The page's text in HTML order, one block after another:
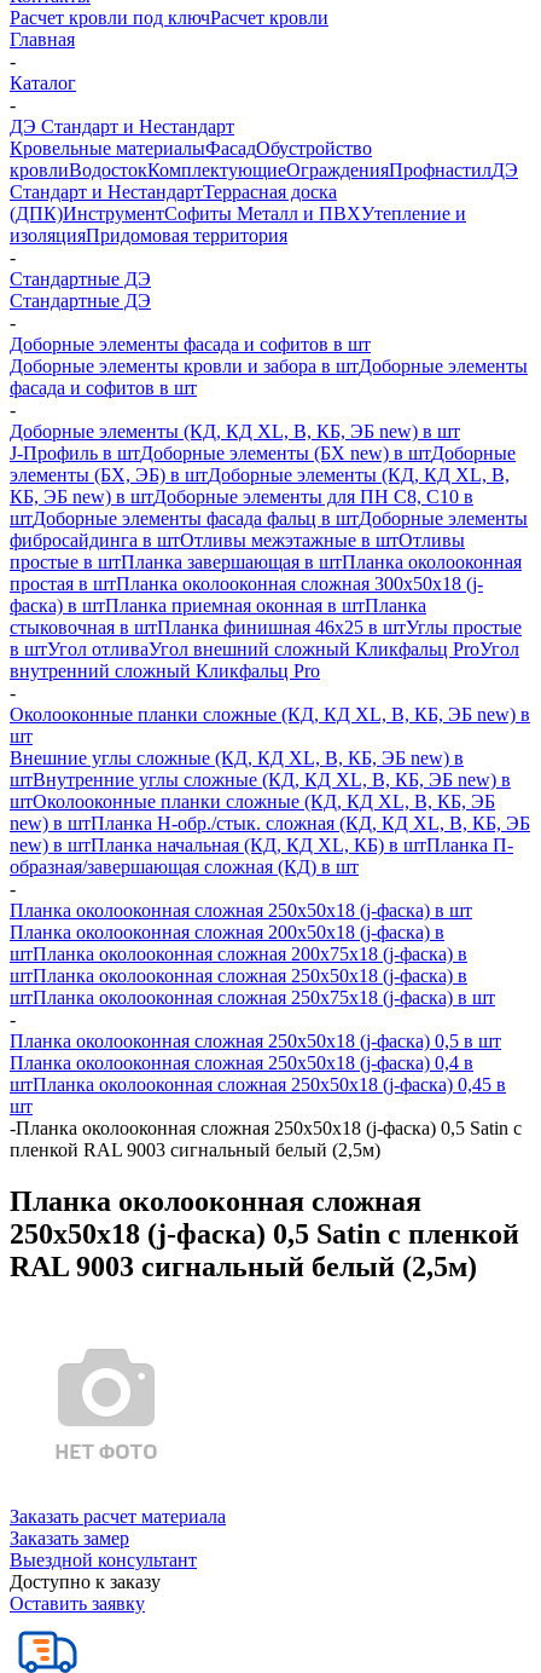
Расчет кровли под ключРасчет кровли
Главная
-
Каталог
-
ДЭ Стандарт и Нестандарт
Кровельные материалыФасадОбустройство
кровлиВодостокКомплектующиеОгражденияПрофнастилДЭ
Стандарт и НестандартТеррасная доска
(ДПК)ИнструментСофиты Металл и ПВХУтепление и
изоляцияПридомовая территория
-
Стандартные ДЭ
Стандартные ДЭ
-
Доборные элементы фасада и софитов в шт
Доборные элементы кровли и забора в штДоборные элементы
фасада и софитов в шт
-
Доборные элементы (КД, КД XL, В, КБ, ЭБ new) в шт
J-Профиль в штДоборные элементы (БХ new) в штДоборные
элементы (БХ, ЭБ) в штДоборные элементы (КД, КД XL, В,
КБ, ЭБ new) в штДоборные элементы для ПН С8, С10 в
штДоборные элементы фасада фальц в штДоборные элементы
фибросайдинга в штОтливы межэтажные в штОтливы
простые в штПланка завершающая в штПланка околооконная
простая в штПланка околооконная сложная 300х50х18 (j-
фаска) в штПланка приемная оконная в штПланка
стыковочная в штПланка финишная 46х25 в штУглы простые
в штУгол отливаУгол внешний сложный Кликфальц ProУгол
внутренний сложный Кликфальц Pro
-
Околооконные планки сложные (КД, КД XL, В, КБ, ЭБ new) в
шт
Внешние углы сложные (КД, КД XL, В, КБ, ЭБ new) в
штВнутренние углы сложные (КД, КД XL, В, КБ, ЭБ new) в
штОколооконные планки сложные (КД, КД XL, В, КБ, ЭБ
new) в штПланка H-обр./стык. сложная (КД, КД XL, В, КБ, ЭБ
new) в штПланка начальная (КД, КД XL, КБ) в штПланка П-
образная/завершающая сложная (КД) в шт
-
Планка околооконная сложная 250х50х18 (j-фаска) в шт
Планка околооконная сложная 200х50х18 (j-фаска) в
штПланка околооконная сложная 200х75х18 (j-фаска) в
штПланка околооконная сложная 250х50х18 (j-фаска) в
штПланка околооконная сложная 250х75х18 (j-фаска) в шт
-
Планка околооконная сложная 250х50х18 (j-фаска) 0,5 в шт
Планка околооконная сложная 250х50х18 (j-фаска) 0,4 в
штПланка околооконная сложная 250х50х18 (j-фаска) 0,45 в
шт
-Планка околооконная сложная 250х50х18 (j-фаска) 0,5 Satin с
пленкой RAL 9003 сигнальный белый (2,5м)
Планка околооконная сложная
250х50х18 (j-фаска) 0,5 Satin с пленкой
RAL 9003 сигнальный белый (2,5м)
Заказать расчет материала
Заказать замер
Выездной консультант
Доступно к заказу
Оставить заявку